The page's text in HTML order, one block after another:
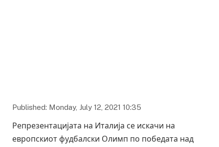
Published: Monday, July 12, 2021 10:35
Репрезентацијата на Италија се искачи на
европскиот фудбалски Олимп по победата над